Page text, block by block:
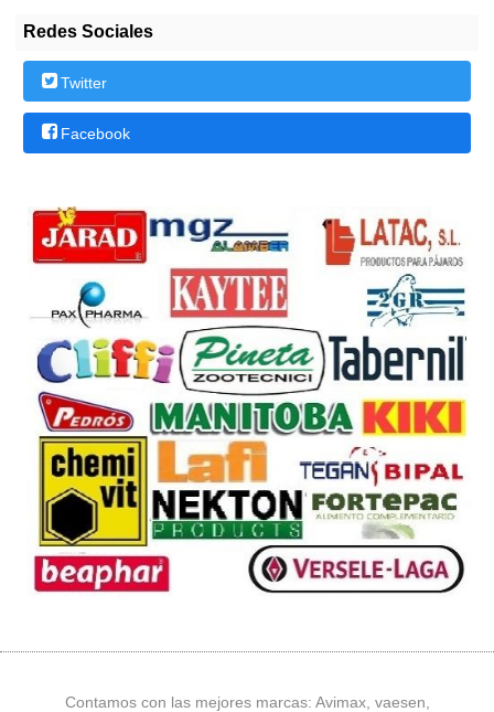
Redes Sociales
Twitter
Facebook
Contamos con las mejores marcas: Avimax, vaesen,